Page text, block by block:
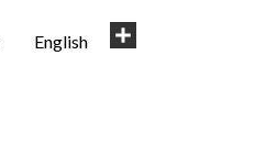
English